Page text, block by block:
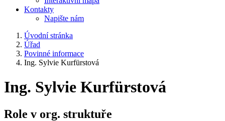
Kontakty
Napište nám
Úvodní stránka
Úřad
Povinné informace
Ing. Sylvie Kurfürstová
Ing. Sylvie Kurfürstová
Role v org. struktuře